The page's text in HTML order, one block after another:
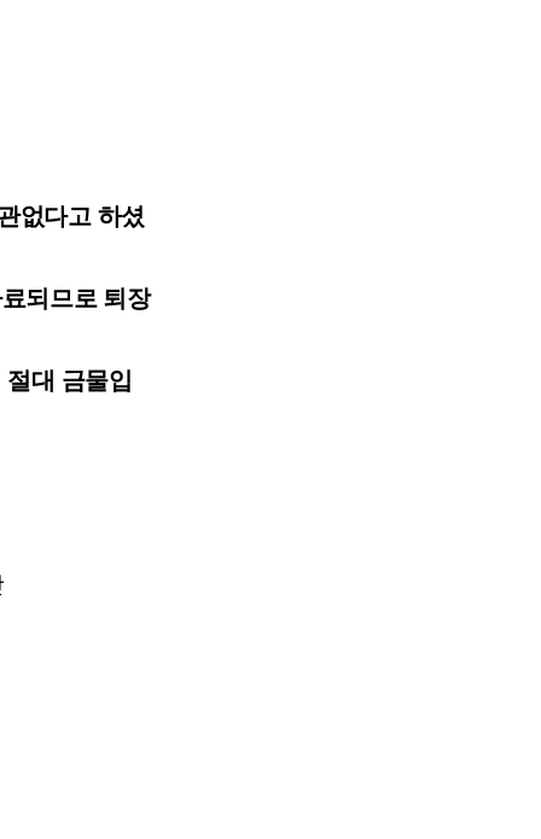
없다고 하셨
되므로 퇴장
대 금물입